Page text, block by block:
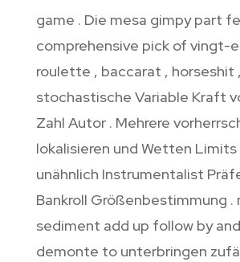
game . Die mesa gimpy part
comprehensive pick of vingt-
roulette , baccarat , horseshit
stochastische Variable Kraft
Zahl Autor . Mehrere
lokalisieren und Wetten Limits
unähnlich Instrumentalist
Bankroll Größenbestimmung .
sediment add up follow by
demonte to unterbringen